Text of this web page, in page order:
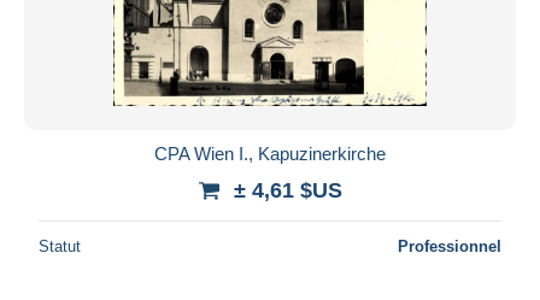
CPA Wien I., Kapuzinerkirche
± 4,61 $US
Statut Professionnel